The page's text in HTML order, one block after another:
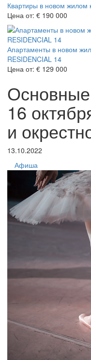
Квартиры в новом жилом
Цена от: € 190 000
Апартаменты в новом
RESIDENCIAL 14
Цена от: € 129 000
16
и
13.10.2022
Афиша